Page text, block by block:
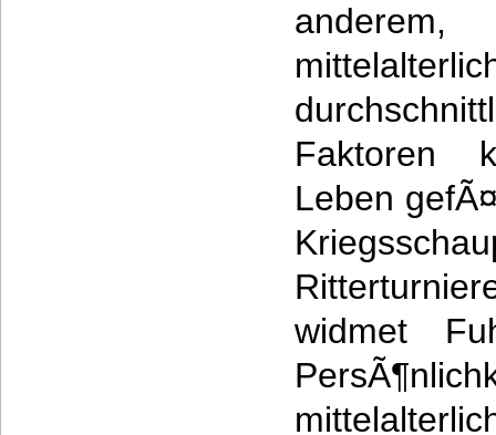
Faktoren
Leben
widmet